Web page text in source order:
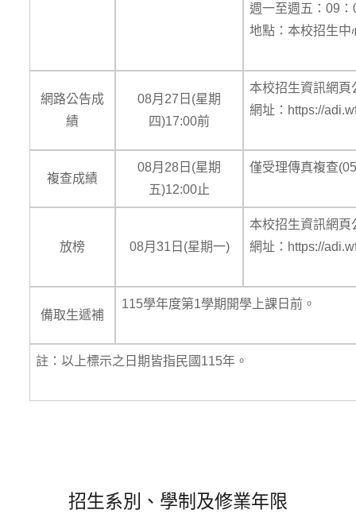
週一至週五：09
地點：本校招生中
網路公告成
績
08月27日(星期
四)17:00前
本校招生資訊網頁
網址：https://
複查成績
08月28日(星期
五)12:00止
僅受理傳真複查
放榜 08月31日(星期一)
本校招生資訊網頁
網址：https://
備取生遞補
115學年度第1學期開學上課日前。
註：以上標示之日期皆指民國115年。
招生系別、學制及修業年限